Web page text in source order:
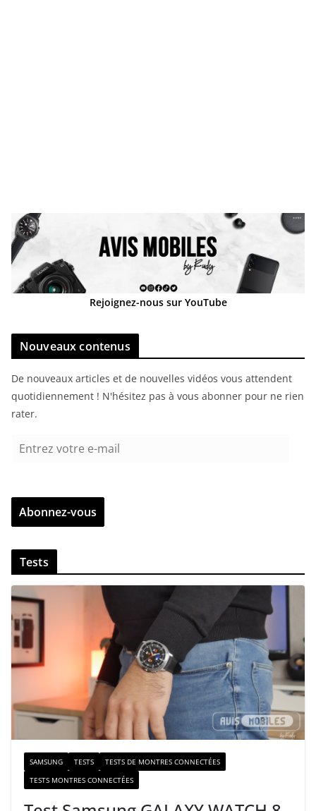
Rejoignez-nous sur YouTube
Nouveaux contenus
De nouveaux articles et de nouvelles vidéos vous attendent
quotidiennement ! N'hésitez pas à vous abonner pour ne rien
rater.
r
z
v
t
r
e
e
m
i
Abonnez-vous
Tests
SAMSUNG TESTS
TESTS DE MONTRES CONNECTÉES
TESTS MONTRES CONNECTÉES